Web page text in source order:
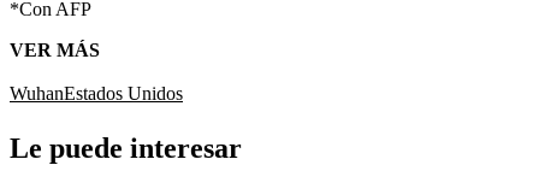
*Con AFP
VER MÁS
WuhanEstados Unidos
Le puede interesar